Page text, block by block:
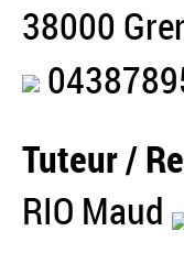
38000
Tuteur /
RIO Maud